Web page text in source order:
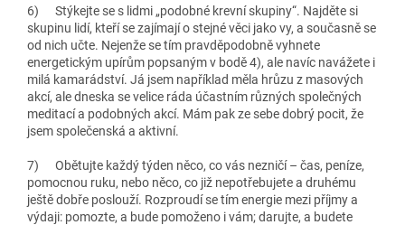
6) Stýkejte se s lidmi „podobné krevní skupiny“. Najděte si
skupinu lidí, kteří se zajímají o stejné věci jako vy, a současně se
od nich učte. Nejenže se tím pravděpodobně vyhnete
energetickým upírům popsaným v bodě 4), ale navíc navážete i
milá kamarádství. Já jsem například měla hrůzu z masových
akcí, ale dneska se velice ráda účastním různých společných
meditací a podobných akcí. Mám pak ze sebe dobrý pocit, že
jsem společenská a aktivní.
7) Obětujte každý týden něco, co vás nezničí– čas, peníze,
pomocnou ruku, nebo něco, co již nepotřebujete a druhému
ještě dobře poslouží. Rozproudí se tím energie mezi příjmy a
výdaji: pomozte, a bude pomoženo i vám; darujte, a budete